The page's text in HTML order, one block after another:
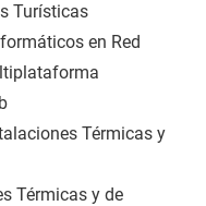
Turísticas
en Red
Térmicas y
Térmicas y de